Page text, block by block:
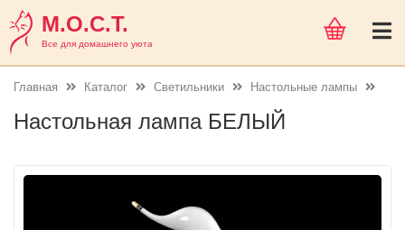
М.О.С.Т.
Все для домашнего уюта
Главная Каталог Светильники Настольные лампы
Настольная лампа БЕЛЫЙ